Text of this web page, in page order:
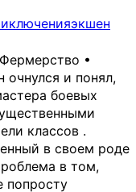
экшен
•
очнулся и понял,
боевых
классов .
в своем роде
в том,
попросту